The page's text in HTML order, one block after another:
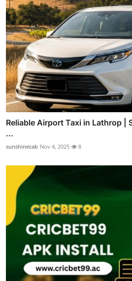
Reliable Airport Taxi in Lathrop |
...
sunshinecab Nov 4, 2025 8